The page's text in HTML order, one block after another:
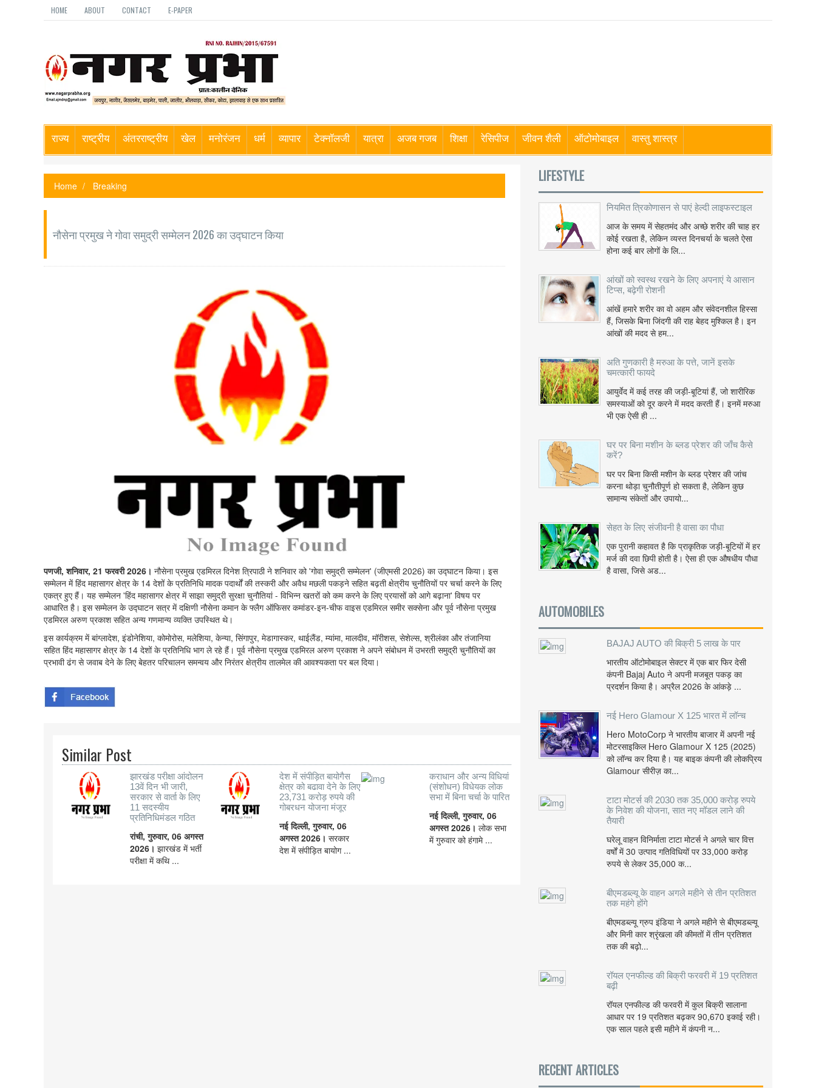
HOME ABOUT CONTACT E-PAPER
राज्य राष्ट्रीय अंतरराष्ट्रीय खेल मनोरंजन धर्म व्यापार टेक्नॉलजी यात्रा अजब गजब शिक्षा रेसिपीज जीवन शैली ऑटोमोबाइल वास्तु शास्त्र
Home Breaking
नौसेना प्रमुख ने गोवा समुद्री सम्मेलन 2026 का उद्घाटन किया
पणजी, शनिवार, 21 फरवरी 2026। नौसेना प्रमुख एडमिरल दिनेश त्रिपाठी ने शनिवार को 'गोवा समुद्री सम्मेलन' (जीएमसी 2026) का उद्घाटन किया। इस
सम्मेलन में हिंद महासागर क्षेत्र के 14 देशों के प्रतिनिधि मादक पदार्थों की तस्करी और अवैध मछली पकड़ने सहित बढ़ती क्षेत्रीय चुनौतियों पर चर्चा करने के लिए
एकत्र हुए हैं। यह सम्मेलन 'हिंद महासागर क्षेत्र में साझा समुद्री सुरक्षा चुनौतियां - विभिन्न खतरों को कम करने के लिए प्रयासों को आगे बढ़ाना' विषय पर
आधारित है। इस सम्मेलन के उद्घाटन सत्र में दक्षिणी नौसेना कमान के फ्लैग ऑफिसर कमांडर-इन-चीफ वाइस एडमिरल समीर सक्सेना और पूर्व नौसेना प्रमुख
एडमिरल अरुण प्रकाश सहित अन्य गणमान्य व्यक्ति उपस्थित थे।
इस कार्यक्रम में बांग्लादेश, इंडोनेशिया, कोमोरोस, मलेशिया, केन्या, सिंगापुर, मेडागास्कर, थाईलैंड, म्यांमा, मालदीव, मॉरीशस, सेशेल्स, श्रीलंका और तंजानिया
सहित हिंद महासागर क्षेत्र के 14 देशों के प्रतिनिधि भाग ले रहे हैं। पूर्व नौसेना प्रमुख एडमिरल अरुण प्रकाश ने अपने संबोधन में उभरती समुद्री चुनौतियों का
प्रभावी ढंग से जवाब देने के लिए बेहतर परिचालन समन्वय और निरंतर क्षेत्रीय तालमेल की आवश्यकता पर बल दिया।
Similar Post
झारखंड परीक्षा आंदोलन
13वें दिन भी जारी,
सरकार से वार्ता के लिए
11 सदस्यीय
प्रतिनिधिमंडल गठित
रांची, गुरुवार, 06 अगस्त
2026। झारखंड में भर्ती
परीक्षा में कथि ...
देश में संपीड़ित बायोगैस
क्षेत्र को बढावा देने के लिए
23,731 करोड़ रुपये की
गोबरधन योजना मंजूर
नई दिल्ली, गुरुवार, 06
अगस्त 2026।सरकार
देश में संपीड़ित बायोग ...
कराधान और अन्य विधियां
(संशोधन) विधेयक लोक
सभा में बिना चर्चा के पारित
नई दिल्ली, गुरुवार, 06
अगस्त 2026। लोक सभा
में गुरुवार को हंगामे ...
LIFESTYLE
नियमित त्रिकोणासन से पाएं हेल्दी लाइफस्टाइल
आज के समय में सेहतमंद और अच्छे शरीर की चाह हर
कोई रखता है, लेकिन व्यस्त दिनचर्या के चलते ऐसा
होना कई बार लोगों के लि...
आंखों को स्वस्थ रखने के लिए अपनाएं ये आसान
टिप्स, बढ़ेगी रोशनी
आंखें हमारे शरीर का वो अहम और संवेदनशील हिस्सा
हैं, जिसके बिना जिंदगी की राह बेहद मुश्किल है। इन
आंखों की मदद से हम...
अति गुणकारी है मरुआ के पत्ते, जानें इसके
चमत्कारी फायदे
आयुर्वेद में कई तरह की जड़ी-बूटियां हैं, जो शारीरिक
समस्याओं को दूर करने में मदद करती हैं। इनमें मरुआ
भी एक ऐसी ही ...
घर पर बिना मशीन के ब्लड प्रेशर की जाँच कैसे
करें?
घर पर बिना किसी मशीन के ब्लड प्रेशर की जांच
करना थोड़ा चुनौतीपूर्ण हो सकता है, लेकिन कुछ
सामान्य संकेतों और उपायो...
सेहत के लिए संजीवनी है वासा का पौधा
एक पुरानी कहावत है कि प्राकृतिक जड़ी-बूटियों में हर
मर्ज की दवा छिपी होती है। ऐसा ही एक औषधीय पौधा
है वासा, जिसे अड...
AUTOMOBILES
BAJAJ AUTO की बिक्री 5 लाख के पार
भारतीय ऑटोमोबाइल सेक्टर में एक बार फिर देसी
कंपनी Bajaj Auto ने अपनी मजबूत पकड़ का
प्रदर्शन किया है। अप्रैल 2026 के आंकड़े ...
नई Hero Glamour X 125 भारत में लॉन्च
Hero MotoCorp ने भारतीय बाजार में अपनी नई
मोटरसाइकिल Hero Glamour X 125 (2025)
को लॉन्च कर दिया है। यह बाइक कंपनी की लोकप्रिय
Glamour सीरीज़ का...
टाटा मोटर्स की 2030 तक 35,000 करोड़ रुपये
के निवेश की योजना, सात नए मॉडल लाने की
तैयारी
घरेलू वाहन विनिर्माता टाटा मोटर्स ने अगले चार वित्त
वर्षों में 30 उत्पाद गतिविधियों पर 33,000 करोड़
रुपये से लेकर 35,000 क...
बीएमडब्ल्यू के वाहन अगले महीने से तीन प्रतिशत
तक महंगे होंगे
बीएमडब्ल्यू ग्रुप इंडिया ने अगले महीने से बीएमडब्ल्यू
और मिनी कार श्रृंखला की कीमतों में तीन प्रतिशत
तक की बढ़ो...
रॉयल एनफील्ड की बिक्री फरवरी में 19 प्रतिशत
बढ़ी
रॉयल एनफील्ड की फरवरी में कुल बिक्री सालाना
आधार पर 19 प्रतिशत बढ़कर 90,670 इकाई रही।
एक साल पहले इसी महीने में कंपनी न...
RECENT ARTICLES